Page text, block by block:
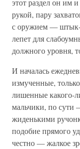
этот раздел он им
рукой, пару
с оружием — штык-
лепет для
должного уровня,
И началась
измученные,
лишенные какого-
мальчики, по сути
жиденькими
подобие прямого
честно — жалкое